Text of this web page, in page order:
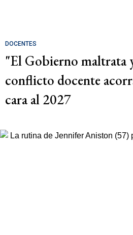
DOCENTES
"El Gobierno maltrata
conflicto docente
cara al 2027